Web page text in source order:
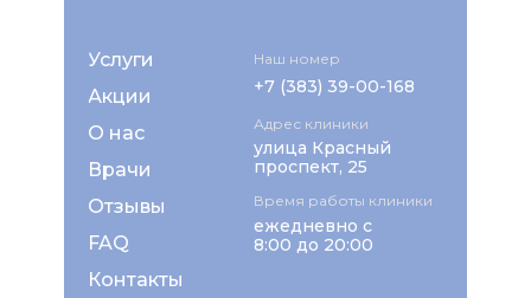
Услуги
Акции
Врачи
О нас
+7 (383) 39-00-168
Отзывы
FAQ
Контакты
Наш номер
ежедневно с
8:00 до 20:00
Время работы клиники
Адрес клиники
улица Красный
проспект, 25